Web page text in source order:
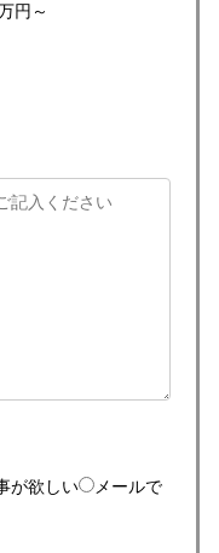
円～
が欲しい
メールで